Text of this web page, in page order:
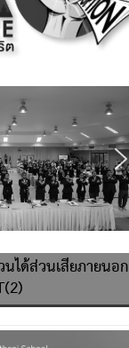
ได้ส่วนเสียภายนอก